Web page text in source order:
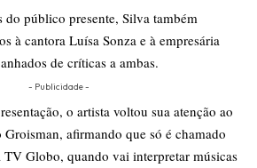
do público presente, Silva também
à cantora Luísa Sonza e à empresária
de críticas a ambas.
- Publicidade -
o artista voltou sua atenção ao
Groisman, afirmando que só é chamado
TV Globo, quando vai interpretar músicas